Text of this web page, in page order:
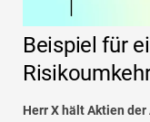
Beispiel für
Herr X hält Aktien der